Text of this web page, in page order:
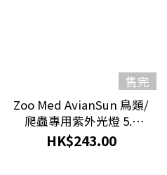
售完
Zoo Med AvianSun 鳥類/
爬蟲專用紫外光燈 5.0
UVB 26W # AS-C5E
HK$243.00